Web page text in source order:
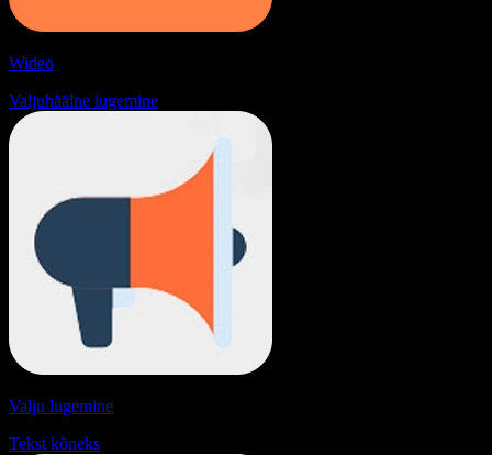
Wideo
Valjuhäälne lugemine
Valju lugemine
Tekst kõneks